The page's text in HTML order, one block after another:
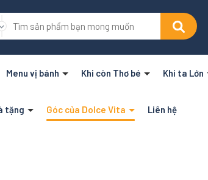
Menu vị bánh Khi còn Thơ bé Khi ta Lớn
tặng Góc của Dolce Vita Liên hệ